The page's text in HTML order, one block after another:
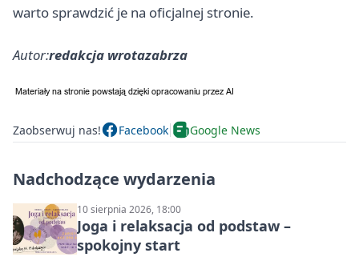
warto sprawdzić je na oficjalnej stronie.
Autor:redakcja wrotazabrza
Zaobserwuj nas! Facebook Google News
Nadchodzące wydarzenia
10 sierpnia 2026, 18:00
Joga i relaksacja od podstaw –
spokojny start